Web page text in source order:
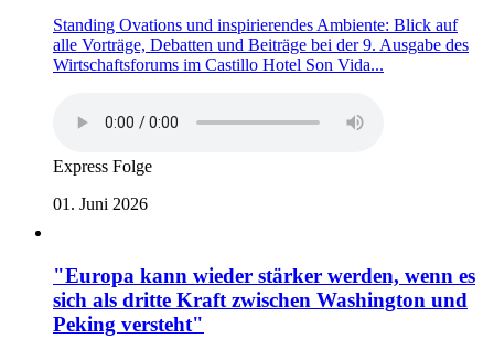
Standing Ovations und inspirierendes Ambiente: Blick auf
alle Vorträge, Debatten und Beiträge bei der 9. Ausgabe des
Wirtschaftsforums im Castillo Hotel Son Vida...
Express Folge
01. Juni 2026
"Europa kann wieder stärker werden, wenn es
sich als dritte Kraft zwischen Washington und
Peking versteht"